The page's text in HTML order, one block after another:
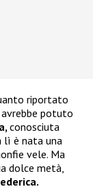
riportato
avrebbe potuto
conosciuta
lì è nata una
vele. Ma
dolce metà,